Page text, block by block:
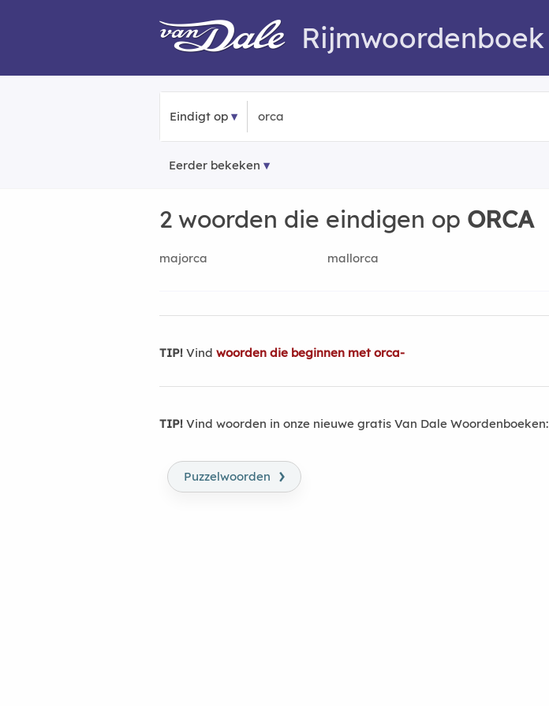
Rijmwoordenboek
Eindigt op
Eerder bekeken
2 woorden die eindigen op ORCA
majorca mallorca
TIP! Vind woorden die beginnen met orca-
TIP! Vind woorden in onze nieuwe gratis Van Dale Woordenboeken:
Puzzelwoorden ›